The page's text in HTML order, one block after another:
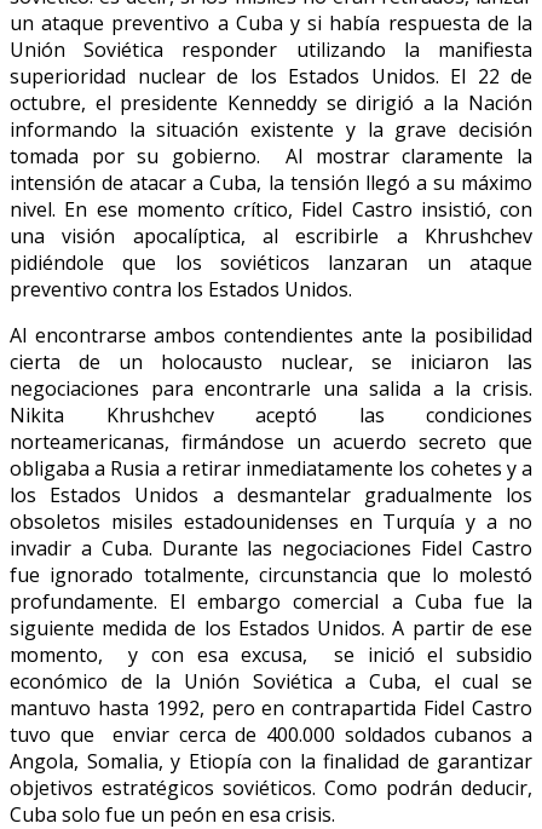
un ataque preventivo a Cuba y si había respuesta de la
Unión Soviética responder utilizando la manifiesta
superioridad nuclear de los Estados Unidos. El 22 de
octubre, el presidente Kenneddy se dirigió a la Nación
informando la situación existente y la grave decisión
tomada por su gobierno. Al mostrar claramente la
intensión de atacar a Cuba, la tensión llegó a su máximo
nivel. En ese momento crítico, Fidel Castro insistió, con
una visión apocalíptica, al escribirle a Khrushchev
pidiéndole que los soviéticos lanzaran un ataque
preventivo contra los Estados Unidos.
Al encontrarse ambos contendientes ante la posibilidad
cierta de un holocausto nuclear, se iniciaron las
negociaciones para encontrarle una salida a la crisis.
Nikita Khrushchev aceptó las condiciones
norteamericanas, firmándose un acuerdo secreto que
obligaba a Rusia a retirar inmediatamente los cohetes y a
los Estados Unidos a desmantelar gradualmente los
obsoletos misiles estadounidenses en Turquía y a no
invadir a Cuba. Durante las negociaciones Fidel Castro
fue ignorado totalmente, circunstancia que lo molestó
profundamente. El embargo comercial a Cuba fue la
siguiente medida de los Estados Unidos. A partir de ese
momento, y con esa excusa, se inició el subsidio
económico de la Unión Soviética a Cuba, el cual se
mantuvo hasta 1992, pero en contrapartida Fidel Castro
tuvo que enviar cerca de 400.000 soldados cubanos a
Angola, Somalia, y Etiopía con la finalidad de garantizar
objetivos estratégicos soviéticos. Como podrán deducir,
Cuba solo fue un peón en esa crisis.